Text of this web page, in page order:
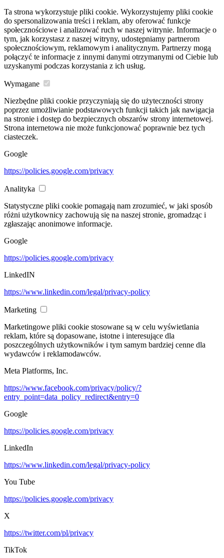
Ta strona wykorzystuje pliki cookie. Wykorzystujemy pliki cookie
do spersonalizowania treści i reklam, aby oferować funkcje
społecznościowe i analizować ruch w naszej witrynie. Informacje o
tym, jak korzystasz z naszej witryny, udostępniamy partnerom
społecznościowym, reklamowym i analitycznym. Partnerzy mogą
połączyć te informacje z innymi danymi otrzymanymi od Ciebie lub
uzyskanymi podczas korzystania z ich usług.
Wymagane
Niezbędne pliki cookie przyczyniają się do użyteczności strony
poprzez umożliwianie podstawowych funkcji takich jak nawigacja
na stronie i dostęp do bezpiecznych obszarów strony internetowej.
Strona internetowa nie może funkcjonować poprawnie bez tych
ciasteczek.
Google
https://policies.google.com/privacy
Analityka
Statystyczne pliki cookie pomagają nam zrozumieć, w jaki sposób
różni użytkownicy zachowują się na naszej stronie, gromadząc i
zgłaszając anonimowe informacje.
Google
https://policies.google.com/privacy
LinkedIN
https://www.linkedin.com/legal/privacy-policy
Marketing
Marketingowe pliki cookie stosowane są w celu wyświetlania
reklam, które są dopasowane, istotne i interesujące dla
poszczególnych użytkowników i tym samym bardziej cenne dla
wydawców i reklamodawców.
Meta Platforms, Inc.
https://www.facebook.com/privacy/policy/?
entry_point=data_policy_redirect&entry=0
Google
https://policies.google.com/privacy
LinkedIn
https://www.linkedin.com/legal/privacy-policy
You Tube
https://policies.google.com/privacy
X
https://twitter.com/pl/privacy
TikTok